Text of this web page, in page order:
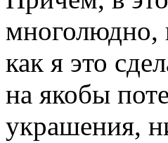
многолюдно,
как я это
на якобы
украшения,